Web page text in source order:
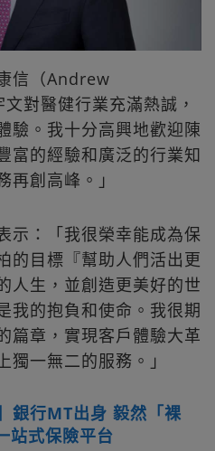
信（Andrew
對醫健行業充滿熱誠，
驗。我十分高興地歡迎陳
富的經驗和廣泛的行業知
再創高峰。」
示：「我很榮幸能成為保
的目標『幫助人們活出更
人生，並創造更美好的世
我的抱負和使命。我很期
篇章，實現客戶體驗大革
一無二的服務。」
銀行MT出身 毅然「裸
站式保險平台